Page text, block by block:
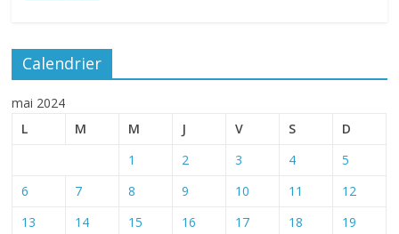
Calendrier
mai 2024
L
M M J V S D
1 2 3 4
5
6
7 8 9 10 11
12
13
14 15 16 17 18
19